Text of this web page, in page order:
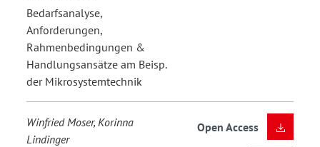
Bedarfsanalyse,
Anforderungen,
Rahmenbedingungen &
Handlungsansätze am Beisp.
der Mikrosystemtechnik
Winfried Moser, Korinna
Lindinger
Open Access